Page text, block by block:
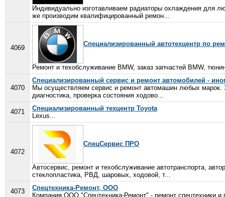
Индивидуально изготавливаем радиаторы охлаждения для
же производим квалифицированный ремон...
4069
Специализированный автотехцентр по
Ремонт и техобслуживание BMW, заказ запчастей BMW,
4070
Специализированный сервис и ремонт автомобилей -
Мы осуществляем сервис и ремонт автомашин любых марок.
диагностика, проверка состояния ходово...
4071
Специализированный техцентр Toyota
Lexus...
4072
СпецСервис ПРО
Автосервис, ремонт и техобслуживание автотранспорта,
стеклопластика, РВД, шаровых, ходовой, т...
4073
Спецтехника-Ремонт, ООО
Компания ООО "Спецтехника-Ремонт" - ремонт спецтехники и